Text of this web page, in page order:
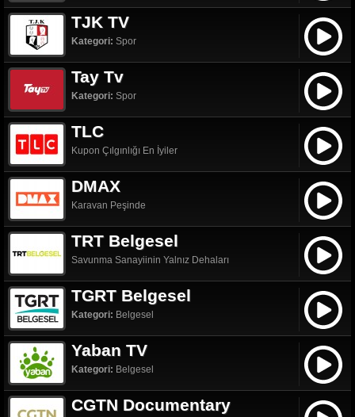
TJK TV
Kategori: Spor
Tay Tv
Kategori: Spor
TLC
Kupon Çılgınlığı En İyiler
DMAX
Karavan Peşinde
TRT Belgesel
Savunma Sanayiinin Yalnız Dehaları
TGRT Belgesel
Kategori: Belgesel
Yaban TV
Kategori: Belgesel
CGTN Documentary